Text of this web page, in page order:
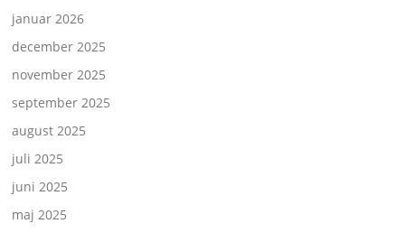
januar 2026
december 2025
november 2025
september 2025
august 2025
juli 2025
juni 2025
maj 2025